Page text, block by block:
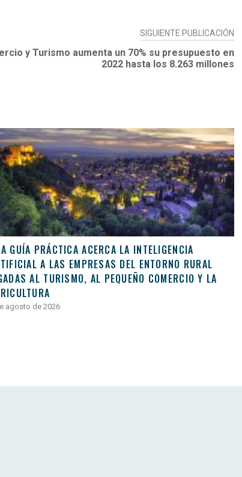
SIGUIENTE PUBLICACIÓN
y Turismo aumenta un 70% su presupuesto en
2022 hasta los 8.263 millones
GUÍA PRÁCTICA ACERCA LA INTELIGENCIA
A LAS EMPRESAS DEL ENTORNO RURAL
AL TURISMO, AL PEQUEÑO COMERCIO Y LA
agosto de 2026